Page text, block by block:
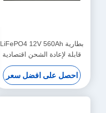
بطارية LiFePO4 12V 560Ah
قابلة لإعادة الشحن اقتصادية
5000 دورة 12v Lifepo4 بطارية
احصل على افضل سعر